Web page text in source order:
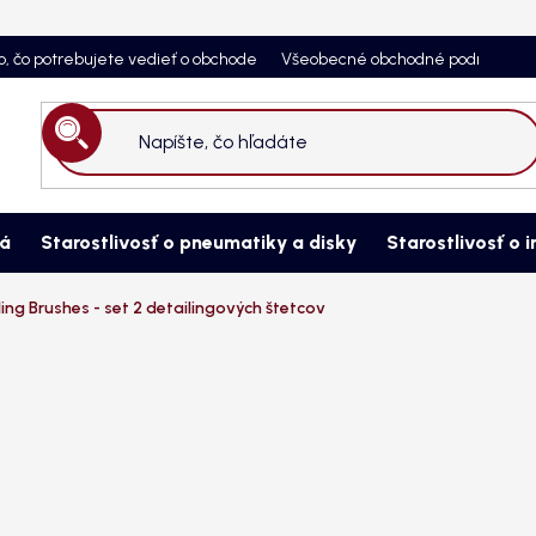
čo potrebujete vedieť o obchode Všeobecné obchodné podmienky
Hľadať
Starostlivosť o pneumatiky a disky Starostlivosť o
Brushes - set 2 detailingových štetcov